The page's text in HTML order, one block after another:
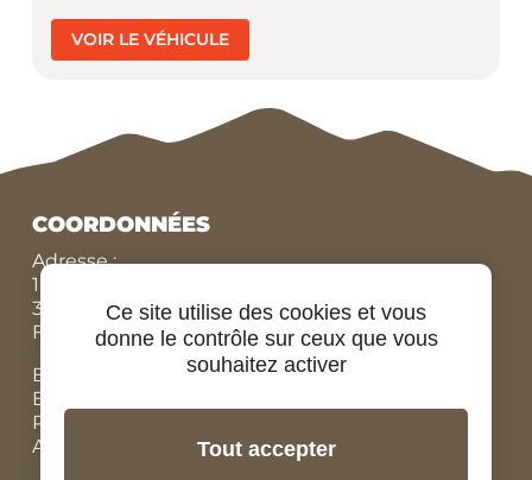
VOIR LE VÉHICULE
COORDONNÉES
Adresse :
10 Route de Conneuil,
37270 MONTLOUIS SUR LOIRE,
FRANCE
Bureau N°:
+33 (0)9 84 07 78 56
Eric :
Rodolphe :
Adrien, locations vélos :+33 (0)6 98 73 34 89
Ce site utilise des cookies et vous
donne le contrôle sur ceux que vous
souhaitez activer
Tout accepter